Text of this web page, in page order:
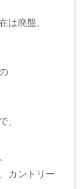
は廃盤。
、
カントリー